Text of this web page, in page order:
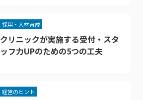
クリニックが実施する受付・スタ
ッフ力UPのための5つの工夫
採用・人材育成
経営のヒント